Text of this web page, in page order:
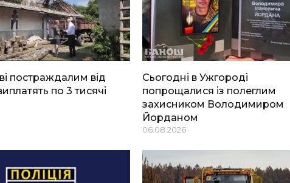
постраждалим від
по 3 тисячі
Сьогодні в Ужгороді
попрощалися із полеглим
захисником Володимиром
Йорданом
06.08.2026